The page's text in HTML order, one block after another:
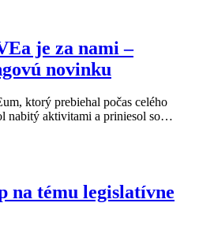
je za nami –
novinku
ktorý prebiehal počas celého
nabitý aktivitami a priniesol so…
na tému legislatívne